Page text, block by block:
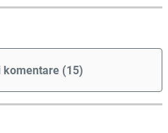
komentare (15)